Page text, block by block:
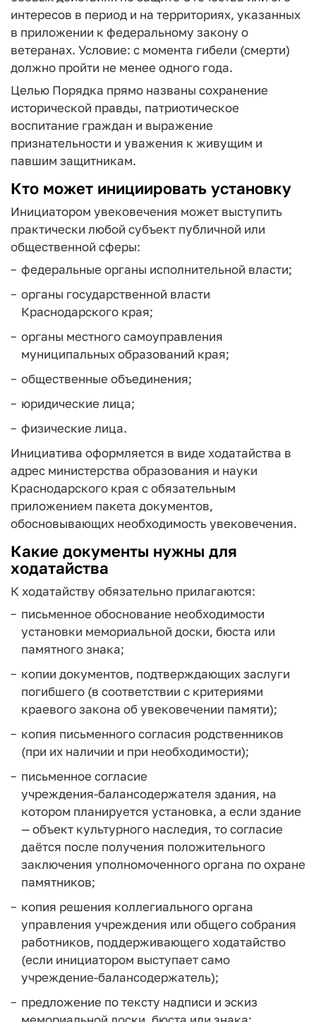
интересов в период и на территориях, указанных
в приложении к федеральному закону о
ветеранах. Условие: с момента гибели (смерти)
должно пройти не менее одного года.
Целью Порядка прямо названы сохранение
исторической правды, патриотическое
воспитание граждан и выражение
признательности и уважения к живущим и
павшим защитникам.
Кто может инициировать установку
Инициатором увековечения может выступить
практически любой субъект публичной или
общественной сферы:
федеральные органы исполнительной власти;
органы государственной власти
Краснодарского края;
органы местного самоуправления
муниципальных образований края;
общественные объединения;
юридические лица;
физические лица.
Инициатива оформляется в виде ходатайства в
адрес министерства образования и науки
Краснодарского края с обязательным
приложением пакета документов,
обосновывающих необходимость увековечения.
Какие документы нужны для
ходатайства
К ходатайству обязательно прилагаются:
письменное обоснование необходимости
установки мемориальной доски, бюста или
памятного знака;
копии документов, подтверждающих заслуги
погибшего (в соответствии с критериями
краевого закона об увековечении памяти);
копия письменного согласия родственников
(при их наличии и при необходимости);
письменное согласие
учреждения‑балансодержателя здания, на
котором планируется установка, а если здание
— объект культурного наследия, то согласие
даётся после получения положительного
заключения уполномоченного органа по охране
памятников;
копия решения коллегиального органа
управления учреждения или общего собрания
работников, поддерживающего ходатайство
(если инициатором выступает само
учреждение‑балансодержатель);
предложение по тексту надписи и эскиз